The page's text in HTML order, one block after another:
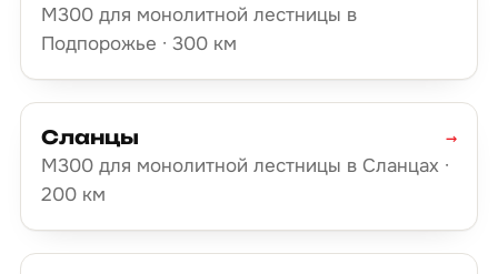
М300 для монолитной лестницы в
Подпорожье · 300 км
Сланцы
М300 для монолитной лестницы в Сланцах ·
200 км
→